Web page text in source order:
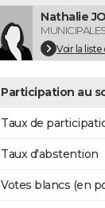
Nathalie
Voir la liste
Participation au
Taux de
Taux d'abstention
Votes blancs (en